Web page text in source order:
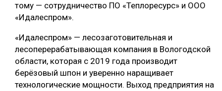
тому — сотрудничество ПО «Теплоресурс» и ООО
«Идалеспром».
«Идалеспром» — лесозаготовительная и
лесоперерабатывающая компания в Вологодской
области, которая с 2019 года производит
берёзовый шпон и уверенно наращивает
технологические мощности. Выход предприятия на